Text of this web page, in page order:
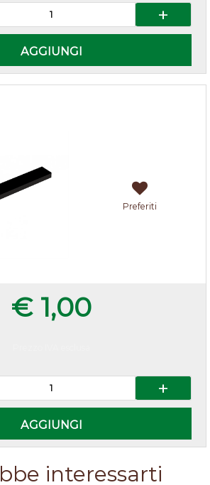
AGGIUNGI
Preferiti
€ 1,00
AGGIUNGI
interessarti